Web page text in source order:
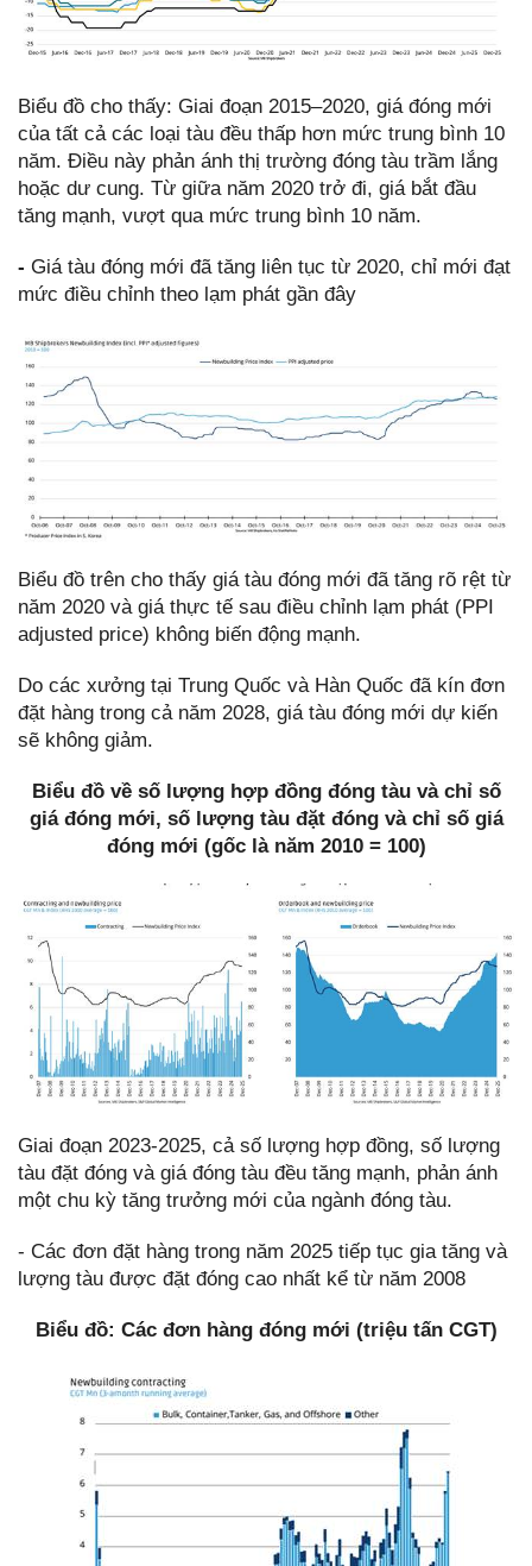
Biểu đồ cho thấy: Giai đoạn 2015–2020, giá đóng mới
của tất cả các loại tàu đều thấp hơn mức trung bình 10
năm. Điều này phản ánh thị trường đóng tàu trầm lắng
hoặc dư cung. Từ giữa năm 2020 trở đi, giá bắt đầu
tăng mạnh, vượt qua mức trung bình 10 năm.
- Giá tàu đóng mới đã tăng liên tục từ 2020, chỉ mới đạt
mức điều chỉnh theo lạm phát gần đây
Biểu đồ trên cho thấy giá tàu đóng mới đã tăng rõ rệt từ
năm 2020 và giá thực tế sau điều chỉnh lạm phát (PPI
adjusted price) không biến động mạnh.
Do các xưởng tại Trung Quốc và Hàn Quốc đã kín đơn
đặt hàng trong cả năm 2028, giá tàu đóng mới dự kiến
sẽ không giảm.
Biểu đồ về số lượng hợp đồng đóng tàu và chỉ số
giá đóng mới, số lượng tàu đặt đóng và chỉ số giá
đóng mới (gốc là năm 2010 = 100)
Giai đoạn 2023-2025, cả số lượng hợp đồng, số lượng
tàu đặt đóng và giá đóng tàu đều tăng mạnh, phản ánh
một chu kỳ tăng trưởng mới của ngành đóng tàu.
- Các đơn đặt hàng trong năm 2025 tiếp tục gia tăng và
lượng tàu được đặt đóng cao nhất kể từ năm 2008
Biểu đồ: Các đơn hàng đóng mới (triệu tấn CGT)